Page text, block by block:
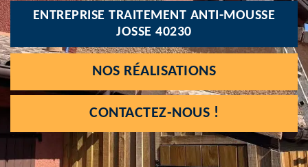
ENTREPRISE TRAITEMENT ANTI-MOUSSE
JOSSE 40230
NOS RÉALISATIONS
CONTACTEZ-NOUS !